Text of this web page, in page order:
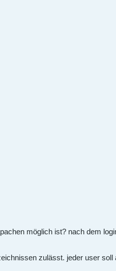
möglich ist? nach dem
zulässt. jeder user